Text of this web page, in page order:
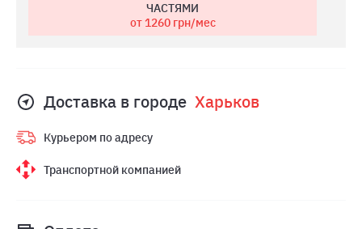
ЧАСТЯМИ
от 1260грн/мес
Доставка в городе Харьков
Курьером по адресу
Транспортной компанией